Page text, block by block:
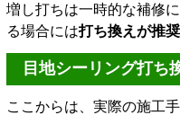
増し打ちは一時的な補修
る場合には打ち換えが推奨
目地シーリング打ち
ここからは、実際の施工